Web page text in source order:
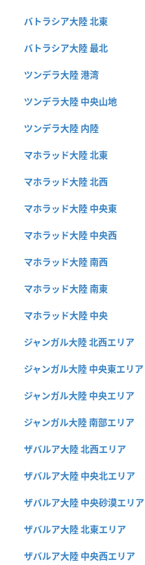
バトラシア大陸 北東
バトラシア大陸 最北
ツンデラ大陸 港湾
ツンデラ大陸 中央山地
ツンデラ大陸 内陸
マホラッド大陸 北東
マホラッド大陸 北西
マホラッド大陸 中央東
マホラッド大陸 中央西
マホラッド大陸 南西
マホラッド大陸 南東
マホラッド大陸 中央
ジャンガル大陸 北西エリア
ジャンガル大陸 中央東エリア
ジャンガル大陸 中央エリア
ジャンガル大陸 南部エリア
ザバルア大陸 北西エリア
ザバルア大陸 中央北エリア
ザバルア大陸 中央砂漠エリア
ザバルア大陸 北東エリア
ザバルア大陸 中央西エリア